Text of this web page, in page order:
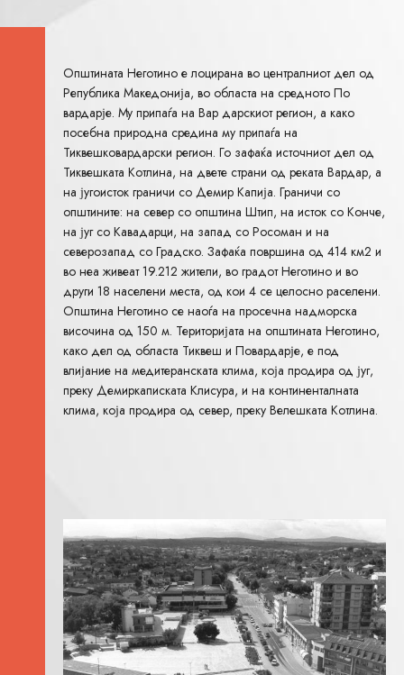
Општината Неготино е лоцирана во централниот дел од
Република Македонија, во областа на средното По
вардарје. Му припаѓа на Вар дарскиот регион, а како
посебна природна средина му припаѓа на
Тиквешковардарски регион. Го зафаќа источниот дел од
Тиквешката Котлина, на двете страни од реката Вардар, а
на југоисток граничи со Демир Капија. Граничи со
општините: на север со општина Штип, на исток со Конче,
на југ со Кавадарци, на запад со Росоман и на
северозапад со Градско. Зафаќа површина од 414 км2 и
во неа живеат 19.212 жители, во градот Неготино и во
други 18 населени места, од кои 4 се целосно раселени.
Општина Неготино се наоѓа на просечна надморска
височина од 150 м. Територијата на општината Неготино,
како дел од областа Тиквеш и Повардарје, е под
влијание на медитеранската клима, која продира од југ,
преку Демиркаписката Клисура, и на континенталната
клима, која продира од север, преку Велешката Котлина.